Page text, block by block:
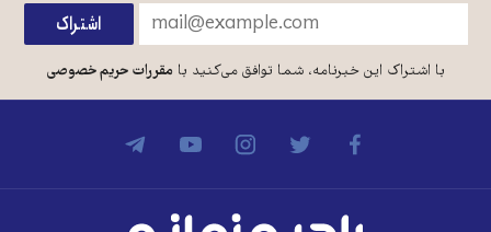
با اشتراک این خبرنامه، شما توافق می‌کنید بامقررات حریم خصوصی